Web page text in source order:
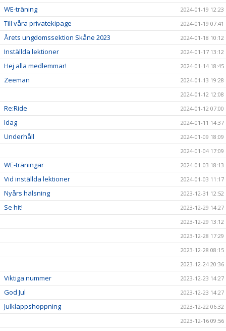
WE-träning 2024-01-19 12:23
Till våra privatekipage 2024-01-19 07:41
Årets ungdomssektion Skåne 2023 2024-01-18 10:12
Inställda lektioner 2024-01-17 13:12
Hej alla medlemmar! 2024-01-14 18:45
Zeeman
2024-01-13 19:28
2024-01-12 12:08
Re:Ride 2024-01-12 07:00
Idag 2024-01-11 14:37
Underhåll
2024-01-09 18:09
2024-01-04 17:09
WE-träningar 2024-01-03 18:13
Vid inställda lektioner 2024-01-03 11:17
Nyårs hälsning 2023-12-31 12:52
Se hit!
2023-12-29 14:27
2023-12-29 13:12
2023-12-28 17:29
2023-12-28 08:15
2023-12-24 20:36
Viktiga nummer 2023-12-23 14:27
God Jul 2023-12-23 14:27
Julklappshoppning
2023-12-22 06:32
2023-12-16 09:56